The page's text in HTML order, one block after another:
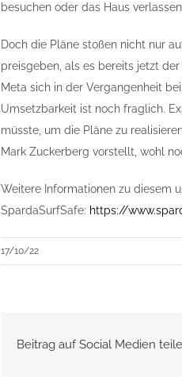
besuchen oder das Haus
Doch die Pläne stoßen nicht nur
preisgeben, als es bereits jetzt
Meta sich in der Vergangenheit
Umsetzbarkeit ist noch fraglich.
müsste, um die Pläne zu
Mark Zuckerberg vorstellt, wohl
Weitere Informationen zu diesem
SpardaSurfSafe: https://
17/10/22
Beitrag auf Social Medien